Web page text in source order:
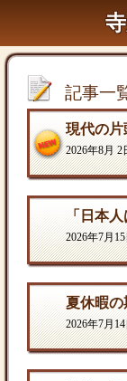
記事一
2026年8月 2
2026年7月
夏休暇の
2026年7月